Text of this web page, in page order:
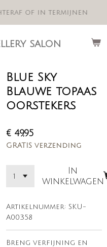
salon
of in termijnen
Blue Sky
Blauwe topaas
oorstekers
€ 49,95
GRATIS verzending
In
winkelwagen
Artikelnummer: SKU-
A00358
Breng verfijning en